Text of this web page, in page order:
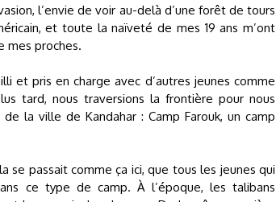
l’envie de voir au-delà d’une forêt de tours
et toute la naïveté de mes 19 ans m’ont
mes proches.
et pris en charge avec d’autres jeunes comme
tard, nous traversions la frontière pour nous
la ville de Kandahar : Camp Farouk, un camp
passait comme ça ici, que tous les jeunes qui
ce type de camp. À l’époque, les talibans